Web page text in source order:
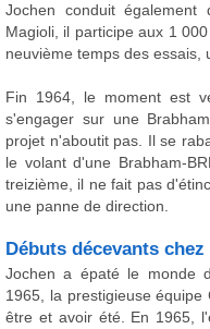
Jochen conduit
Magioli, il participe aux 1
neuvième temps des essais,
Fin 1964, le moment est
s'engager sur une
projet n'aboutit pas. Il se
le volant d'une Brabham-
treizième, il ne fait pas
une panne de direction.
Débuts décevants chez
Jochen a épaté le monde
1965, la prestigieuse
être et avoir été. En 1965,